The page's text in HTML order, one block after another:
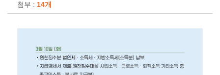
첨부 : 14개